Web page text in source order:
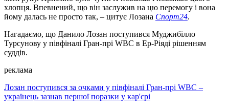
хлопця. Впевнений, що він заслужив на цю перемогу і вона
йому далась не просто так, – цитує Лозана Спорт24.
Нагадаємо, що Данило Лозан поступився Муджибілло
Турсунову у півфіналі Гран-прі WBC в Ер-Ріяді рішенням
суддів.
реклама
Лозан поступився за очками у півфіналі Гран-прі WBC –
українець зазнав першої поразки у кар'єрі